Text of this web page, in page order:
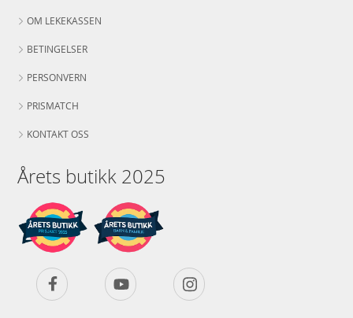
OM LEKEKASSEN
BETINGELSER
PERSONVERN
PRISMATCH
KONTAKT OSS
Årets butikk 2025